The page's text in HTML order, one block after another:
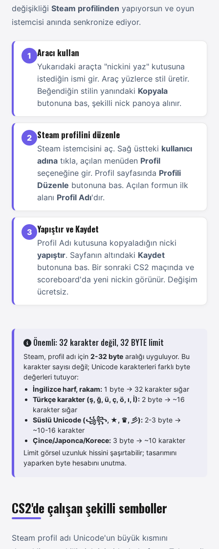
değişikliği Steam profilinden yapıyorsun ve oyun
istemcisi anında senkronize ediyor.
1 Aracı kullan
Yukarıdaki araçta "nickini yaz" kutusuna
istediğin ismi gir. Araç yüzlerce stil üretir.
Beğendiğin stilin yanındaki Kopyala
butonuna bas, şekilli nick panoya alınır.
2 Steam profilini düzenle
Steam istemcisini aç. Sağ üstteki kullanıcı
adına tıkla, açılan menüden Profil
seçeneğine gir. Profil sayfasında Profili
Düzenle butonuna bas. Açılan formun ilk
alanı Profil Adı'dır.
3 Yapıştır ve Kaydet
Profil Adı kutusuna kopyaladığın nicki
yapıştır. Sayfanın altındaki Kaydet
butonuna bas. Bir sonraki CS2 maçında ve
scoreboard'da yeni nickin görünür. Değişim
ücretsiz.
Önemli: 32 karakter değil, 32 BYTE limit
Steam, profil adı için2-32 byte aralığı uyguluyor. Bu
karakter sayısı değil; Unicode karakterleri farklı byte
değerleri tutuyor:
İngilizce harf, rakam: 1 byte → 32 karakter sığar
Türkçe karakter (ş, ğ, ü, ç, ö, ı, İ): 2 byte → ~16
karakter sığar
Süslü Unicode (꧁꧂, ★, ♛, 彡): 2-3 byte →
~10-16 karakter
Çince/Japonca/Korece: 3 byte → ~10 karakter
Limit görsel uzunluk hissini şaşırtabilir; tasarımını
yaparken byte hesabını unutma.
CS2'de çalışan şekilli semboller
Steam profil adı Unicode'un büyük kısmını